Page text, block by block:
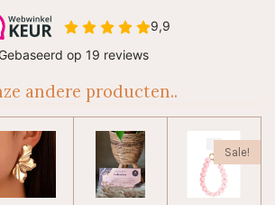
andere producten..
Sale!